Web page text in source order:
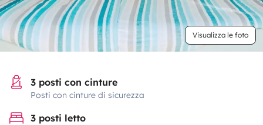
Visualizza le foto
3 posti con cinture
Posti con cinture di sicurezza
3 posti letto